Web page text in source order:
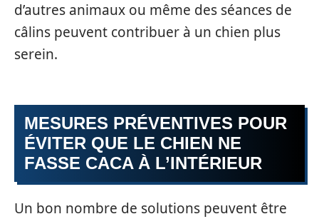
d’autres animaux ou même des séances de
câlins peuvent contribuer à un chien plus
serein.
MESURES PRÉVENTIVES POUR
ÉVITER QUE LE CHIEN NE
FASSE CACA À L’INTÉRIEUR
Un bon nombre de solutions peuvent être